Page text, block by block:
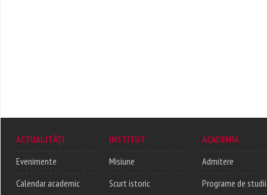
ACTUALITĂȚI
Evenimente
Calendar academic
INSTITUT
Misiune
Scurt istoric
ACADEMIA
Admitere
Programe de studii